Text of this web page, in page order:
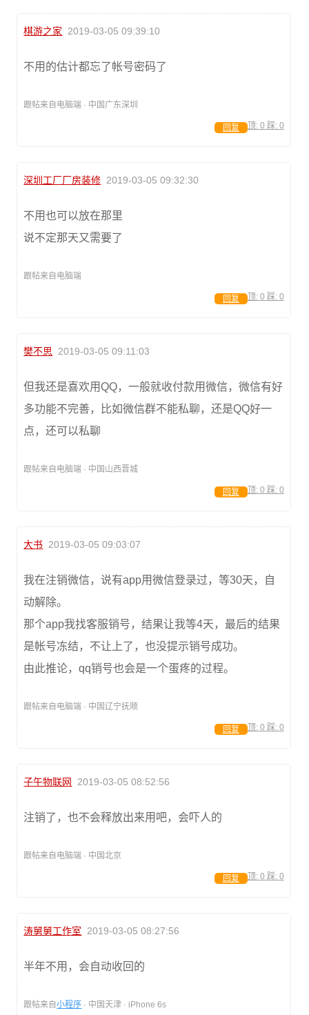
棋游之家 2019-03-05 09:39:10
不用的估计都忘了帐号密码了
跟帖来自电脑端 · 中国广东深圳
顶: 0 踩: 0
回复
深圳工厂厂房装修 2019-03-05 09:32:30
不用也可以放在那里
说不定那天又需要了
跟帖来自电脑端
顶: 0 踩: 0
回复
樊不思 2019-03-05 09:11:03
但我还是喜欢用QQ，一般就收付款用微信，微信有好
多功能不完善，比如微信群不能私聊，还是QQ好一
点，还可以私聊
跟帖来自电脑端 · 中国山西晋城
顶: 0 踩: 0
回复
大书 2019-03-05 09:03:07
我在注销微信，说有app用微信登录过，等30天，自
动解除。
那个app我找客服销号，结果让我等4天，最后的结果
是帐号冻结，不让上了，也没提示销号成功。
由此推论，qq销号也会是一个蛋疼的过程。
跟帖来自电脑端 · 中国辽宁抚顺
顶: 0 踩: 0
回复
子午物联网 2019-03-05 08:52:56
注销了，也不会释放出来用吧，会吓人的
跟帖来自电脑端 · 中国北京
顶: 0 踩: 0
回复
涛舅舅工作室 2019-03-05 08:27:56
半年不用，会自动收回的
跟帖来自小程序 · 中国天津 · iPhone 6s